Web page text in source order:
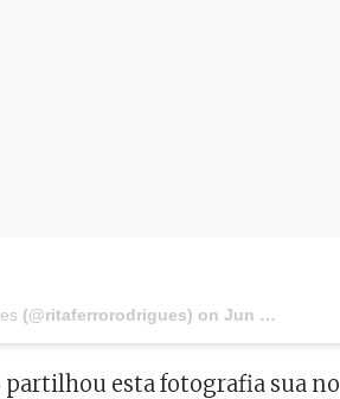
(@ritaferrorodrigues) onJun 8, 2018 at 3:39am PDT
partilhou esta fotografia sua no